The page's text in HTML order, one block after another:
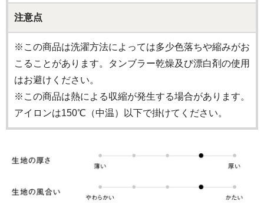
注意点
※この商品は洗濯方法によっては多少色落ちや縮みがお
こることがあります。タンブラー乾燥及び漂白剤の使用
はお避けください。
※この商品は熱による収縮が発生する場合があります。
アイロンは150℃（中温）以下で掛けてください。